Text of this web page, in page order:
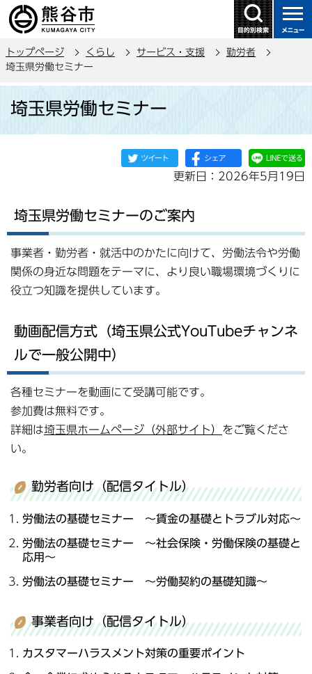
の
ー
トップページ くらし サービス・支援
勤労者
埼玉県労働セミナー
埼玉県労働セミナー
更新日：2026年5月19日
埼玉県労働セミナーのご案内
事業者・勤労者・就活中のかたに向けて、労働法令や労働
関係の身近な問題をテーマに、より良い職場環境づくりに
役立つ知識を提供しています。
動画配信方式（埼玉県公式YouTubeチャンネ
ルで一般公開中）
各種セミナーを動画にて受講可能です。
参加費は無料です。
詳細は埼玉県ホームページ（外部サイト） をご覧くださ
い。
勤労者向け（配信タイトル）
労働法の基礎セミナー ～賃金の基礎とトラブル対応～
労働法の基礎セミナー ～社会保険・労働保険の基礎と
応用～
労働法の基礎セミナー ～労働契約の基礎知識～
事業者向け（配信タイトル）
カスタマーハラスメント対策の重要ポイント